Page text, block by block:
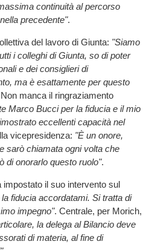
continuità al percorso
precedente".
del lavoro di Giunta: "Siamo
i colleghi di Giunta, so di poter
e dei consiglieri di
ma è esattamente per questo
manca il ringraziamento
Marco Bucci per la fiducia e il mio
eccellenti capacità nel
vicepresidenza: "È un onore,
sarò chiamata ogni volta che
di onorarlo questo ruolo".
impostato il suo intervento sul
fiducia accordatami. Si tratta di
impegno". Centrale, per Morich,
la delega al Bilancio deve
di materia, al fine di